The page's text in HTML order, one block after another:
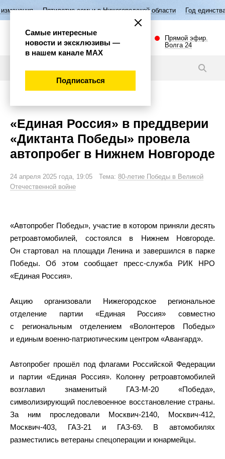
семьи в Нижегородской области Год единства народов России
Прямой эфир.
Волга 24
«Единая Россия» в преддверии
«Диктанта Победы» провела
автопробег в Нижнем Новгороде
24 апреля 2025 года, 19:05 Тема: 80-летие Победы в Великой
Отечественной войне
«Автопробег Победы», участие в котором приняли десять
ретроавтомобилей, состоялся в Нижнем Новгороде.
Он стартовал на площади Ленина и завершился в парке
Победы. Об этом сообщает пресс-служба РИК НРО
«Единая Россия».
Акцию организовали Нижегородское региональное
отделение партии «Единая Россия» совместно
с региональным отделением «Волонтеров Победы»
и единым военно-патриотическим центром «Авангард».
Автопробег прошёл под флагами Российской Федерации
и партии «Единая Россия». Колонну ретроавтомобилей
возглавил знаменитый ГАЗ-М-20 «Победа»,
символизирующий послевоенное восстановление страны.
За ним проследовали Москвич-2140, Москвич-412,
Москвич-403, ГАЗ-21 и ГАЗ-69. В автомобилях
разместились ветераны спецоперации и юнармейцы.
Самые интересные
новости и эксклюзивы —
в нашем канале МАХ
Подписаться